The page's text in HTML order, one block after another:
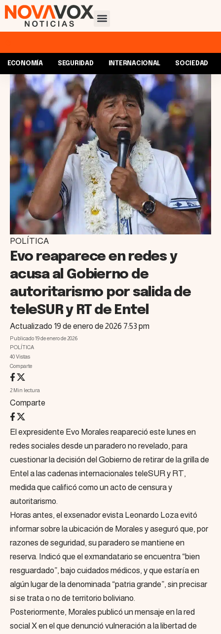
ECONOMÍA SEGURIDAD INTERNACIONAL SOCIEDAD
POLÍTICA
Evo reaparece en redes y
acusa al Gobierno de
autoritarismo por salida de
teleSUR y RT de Entel
Actualizado 19 de enero de 2026 7:53 pm
Publicado 19 de enero de 2026
POLÍTICA
40 Vistas
Comparte
2 Min lectura
Comparte
El expresidente Evo Morales reapareció este lunes en
redes sociales desde un paradero no revelado, para
cuestionar la decisión del Gobierno de retirar de la grilla de
Entel a las cadenas internacionales teleSUR y RT,
medida que calificó como un acto de censura y
autoritarismo.
Horas antes, el exsenador evista Leonardo Loza evitó
informar sobre la ubicación de Morales y aseguró que, por
razones de seguridad, su paradero se mantiene en
reserva. Indicó que el exmandatario se encuentra “bien
resguardado”, bajo cuidados médicos, y que estaría en
algún lugar de la denominada “patria grande”, sin precisar
si se trata o no de territorio boliviano.
Posteriormente, Morales publicó un mensaje en la red
social X en el que denunció vulneración a la libertad de